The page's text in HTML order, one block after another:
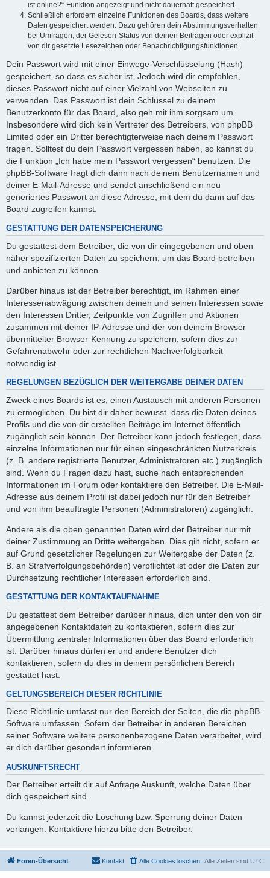
ist online?“-Funktion angezeigt und nicht dauerhaft gespeichert.
Schließlich erfordern einzelne Funktionen des Boards, dass weitere
Daten gespeichert werden. Dazu gehören dein Abstimmungsverhalten
bei Umfragen, der Gelesen-Status von deinen Beiträgen oder explizit
von dir gesetzte Lesezeichen oder Benachrichtigungsfunktionen.
Dein Passwort wird mit einer Einwege-Verschlüsselung (Hash)
gespeichert, so dass es sicher ist. Jedoch wird dir empfohlen,
dieses Passwort nicht auf einer Vielzahl von Webseiten zu
verwenden. Das Passwort ist dein Schlüssel zu deinem
Benutzerkonto für das Board, also geh mit ihm sorgsam um.
Insbesondere wird dich kein Vertreter des Betreibers, von phpBB
Limited oder ein Dritter berechtigterweise nach deinem Passwort
fragen. Solltest du dein Passwort vergessen haben, so kannst du
die Funktion „Ich habe mein Passwort vergessen“ benutzen. Die
phpBB-Software fragt dich dann nach deinem Benutzernamen und
deiner E-Mail-Adresse und sendet anschließend ein neu
generiertes Passwort an diese Adresse, mit dem du dann auf das
Board zugreifen kannst.
GESTATTUNG DER DATENSPEICHERUNG
Du gestattest dem Betreiber, die von dir eingegebenen und oben
näher spezifizierten Daten zu speichern, um das Board betreiben
und anbieten zu können.
Darüber hinaus ist der Betreiber berechtigt, im Rahmen einer
Interessenabwägung zwischen deinen und seinen Interessen sowie
den Interessen Dritter, Zeitpunkte von Zugriffen und Aktionen
zusammen mit deiner IP-Adresse und der von deinem Browser
übermittelter Browser-Kennung zu speichern, sofern dies zur
Gefahrenabwehr oder zur rechtlichen Nachverfolgbarkeit
notwendig ist.
REGELUNGEN BEZÜGLICH DER WEITERGABE DEINER DATEN
Zweck eines Boards ist es, einen Austausch mit anderen Personen
zu ermöglichen. Du bist dir daher bewusst, dass die Daten deines
Profils und die von dir erstellten Beiträge im Internet öffentlich
zugänglich sein können. Der Betreiber kann jedoch festlegen, dass
einzelne Informationen nur für einen eingeschränkten Nutzerkreis
(z. B. andere registrierte Benutzer, Administratoren etc.) zugänglich
sind. Wenn du Fragen dazu hast, suche nach entsprechenden
Informationen im Forum oder kontaktiere den Betreiber. Die E-Mail-
Adresse aus deinem Profil ist dabei jedoch nur für den Betreiber
und von ihm beauftragte Personen (Administratoren) zugänglich.
Andere als die oben genannten Daten wird der Betreiber nur mit
deiner Zustimmung an Dritte weitergeben. Dies gilt nicht, sofern er
auf Grund gesetzlicher Regelungen zur Weitergabe der Daten (z.
B. an Strafverfolgungsbehörden) verpflichtet ist oder die Daten zur
Durchsetzung rechtlicher Interessen erforderlich sind.
GESTATTUNG DER KONTAKTAUFNAHME
Du gestattest dem Betreiber darüber hinaus, dich unter den von dir
angegebenen Kontaktdaten zu kontaktieren, sofern dies zur
Übermittlung zentraler Informationen über das Board erforderlich
ist. Darüber hinaus dürfen er und andere Benutzer dich
kontaktieren, sofern du dies in deinem persönlichen Bereich
gestattet hast.
GELTUNGSBEREICH DIESER RICHTLINIE
Diese Richtlinie umfasst nur den Bereich der Seiten, die die phpBB-
Software umfassen. Sofern der Betreiber in anderen Bereichen
seiner Software weitere personenbezogene Daten verarbeitet, wird
er dich darüber gesondert informieren.
AUSKUNFTSRECHT
Der Betreiber erteilt dir auf Anfrage Auskunft, welche Daten über
dich gespeichert sind.
Du kannst jederzeit die Löschung bzw. Sperrung deiner Daten
verlangen. Kontaktiere hierzu bitte den Betreiber.
Foren-Übersicht Alle Zeiten sind UTC
Alle Cookies löschen
Kontakt